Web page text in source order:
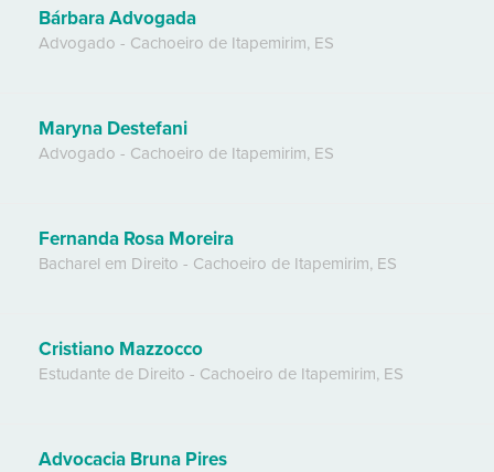
Bárbara Advogada
Advogado - Cachoeiro de Itapemirim, ES
Maryna Destefani
Advogado - Cachoeiro de Itapemirim, ES
Fernanda Rosa Moreira
Bacharel em Direito - Cachoeiro de Itapemirim, ES
Cristiano Mazzocco
Estudante de Direito - Cachoeiro de Itapemirim, ES
Advocacia Bruna Pires